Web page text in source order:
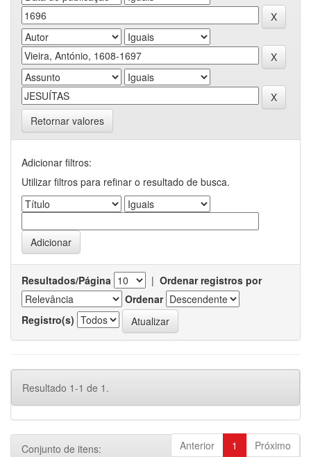
Retornar valores
Adicionar filtros:
Utilizar filtros para refinar o resultado de busca.
Resultados/Página | Ordenar registros por
Ordenar
Registro(s)
Resultado 1-1 de 1.
Anterior 1 Próximo
Conjunto de itens: